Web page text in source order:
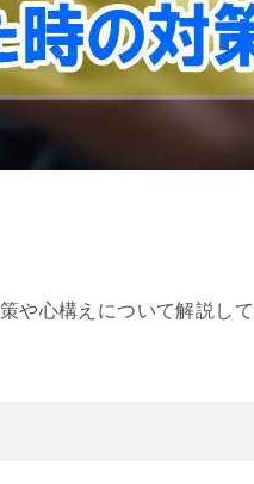
や心構えについて解説して